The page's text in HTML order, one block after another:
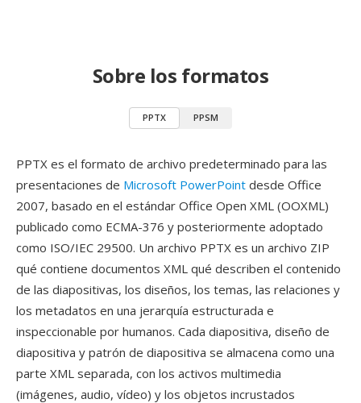
Sobre los formatos
PPTX PPSM
PPTX es el formato de archivo predeterminado para las
presentaciones de Microsoft PowerPoint desde Office
2007, basado en el estándar Office Open XML (OOXML)
publicado como ECMA-376 y posteriormente adoptado
como ISO/IEC 29500. Un archivo PPTX es un archivo ZIP
qué contiene documentos XML qué describen el contenido
de las diapositivas, los diseños, los temas, las relaciones y
los metadatos en una jerarquía estructurada e
inspeccionable por humanos. Cada diapositiva, diseño de
diapositiva y patrón de diapositiva se almacena como una
parte XML separada, con los activos multimedia
(imágenes, audio, vídeo) y los objetos incrustados